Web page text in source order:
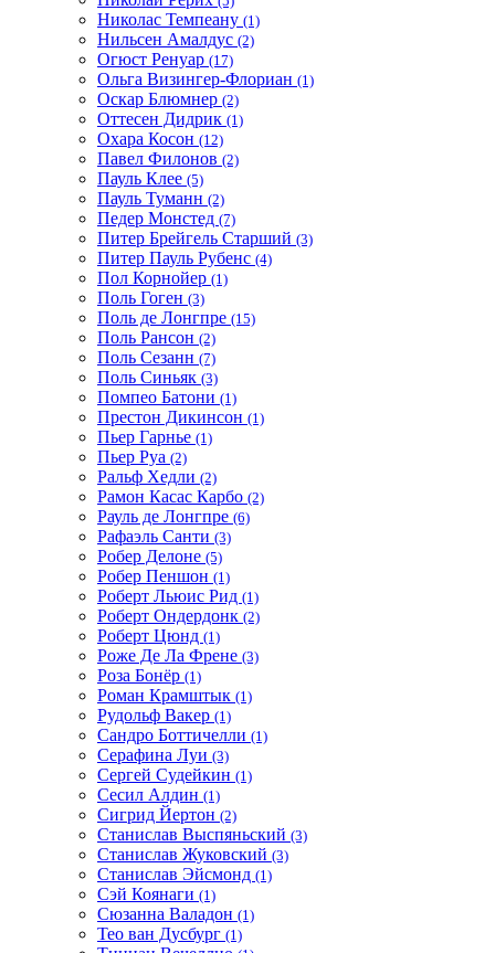
Николас Темпеану (1)
Нильсен Амалдус (2)
Огюст Ренуар (17)
Ольга Визингер-Флориан (1)
Оскар Блюмнер (2)
Оттесен Дидрик (1)
Охара Косон (12)
Павел Филонов (2)
Пауль Клее (5)
Пауль Туманн (2)
Педер Монстед (7)
Питер Брейгель Старший (3)
Питер Пауль Рубенс (4)
Пол Корнойер (1)
Поль Гоген (3)
Поль де Лонгпре (15)
Поль Рансон (2)
Поль Сезанн (7)
Поль Синьяк (3)
Помпео Батони (1)
Престон Дикинсон (1)
Пьер Гарнье (1)
Пьер Руа (2)
Ральф Хедли (2)
Рамон Касас Карбо (2)
Рауль де Лонгпре (6)
Рафаэль Санти (3)
Робер Делоне (5)
Робер Пеншон (1)
Роберт Льюис Рид (1)
Роберт Ондердонк (2)
Роберт Цюнд (1)
Роже Де Ла Френе (3)
Роза Бонёр (1)
Роман Крамштык (1)
Рудольф Вакер (1)
Сандро Боттичелли (1)
Серафина Луи (3)
Сергей Судейкин (1)
Сесил Алдин (1)
Сигрид Йертон (2)
Станислав Выспяньский (3)
Станислав Жуковский (3)
Станислав Эйсмонд (1)
Сэй Коянаги (1)
Сюзанна Валадон (1)
Тео ван Дусбург (1)